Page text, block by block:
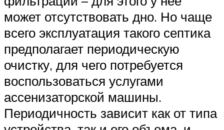
может отсутствовать дно. Но чаще
всего эксплуатация такого септика
предполагает периодическую
очистку, для чего потребуется
воспользоваться услугами
ассенизаторской машины.
Периодичность зависит как от типа